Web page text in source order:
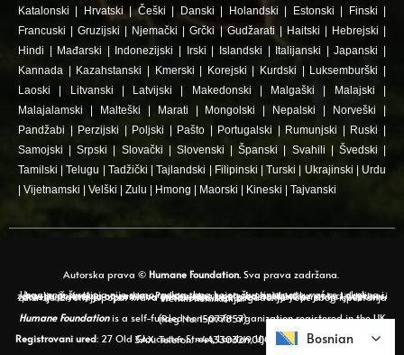
Katalonski
Hrvatski |Češki Danski Holandski Estonski Finski
Francuski |Gruzijski Njemački |Grčki |Gudžarati Haitski Hebrejski
Hindi
Mađarski Indonezijski Irski Islandski Italijanski |Japanski
Kannada
Kazahstanski Kmerski Korejski Kurdski Luksemburški
Laoski
Litvanski Latvijski Makedonski Malgaški Malajski
Malajalamski
Malteški Marati Mongolski Nepalski Norveški
Pandžabi
Perzijski Poljski Pašto Portugalski Rumunjski Ruski
Samojski |Srpski Slovački Slovenski |Španski Svahili Švedski
Tamilski |Telugu Tadžički |Tajlandski Filipinski |Turski Ukrajinski
Urdu
Vijetnamski Velški Zulu Hmong Maorski Kineski Tajvanski
Autorska prava © Humane Foundation.Sva prava zadržana.
Uzgajanje životinja nije samo razlog zbog kojeg životinje pate, već se i okolina i zdravlje pojavljuju na radaru. Prekomjerna upotreba antibiotika u stoci doprinosi porastu bakterija otpornih na antibiotike, koje predstavljaju prijetnju ljudskom zdravlju. Životinje poput krava su također izvor zagađenja vode zbog ispuštanja štetnih hemikalija.
Humane Foundation
is a self-funded non-profit organization registered in the UK (Reg No. 15077857)
Registrovani ured
: 27 Old Gloucester Street, London, Ujedinjeno Kraljevstvo, WC1N 3AX. Telefon: +443303219009 Bosnian
Bosnian